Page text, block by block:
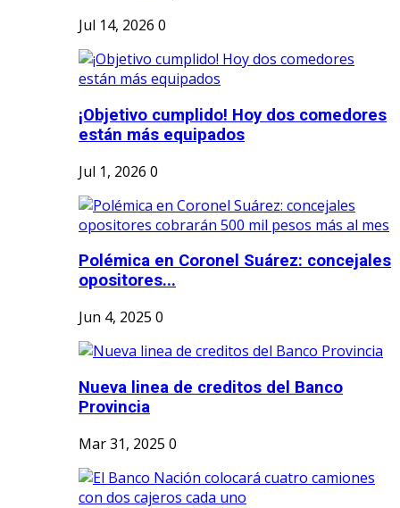
Jul 14, 2026 0
¡Objetivo cumplido! Hoy dos comedores
están más equipados
Jul 1, 2026 0
Polémica en Coronel Suárez: concejales
opositores...
Jun 4, 2025 0
Nueva linea de creditos del Banco
Provincia
Mar 31, 2025 0